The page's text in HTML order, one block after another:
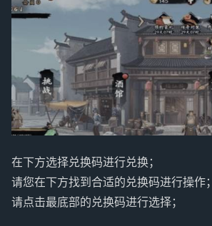
在下方选择兑换码进行兑换；
请您在下方找到合适的兑换码进行操作；
请点击最底部的兑换码进行选择；